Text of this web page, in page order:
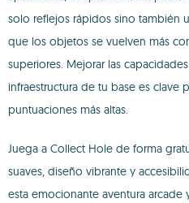
solo reflejos rápidos sino también
que los objetos se vuelven más
superiores. Mejorar las
infraestructura de tu base es clave
puntuaciones más altas.
Juega a Collect Hole de forma
suaves, diseño vibrante y
esta emocionante aventura